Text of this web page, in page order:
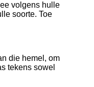
volgens hulle
soorte. Toe
die hemel, om
tekens sowel